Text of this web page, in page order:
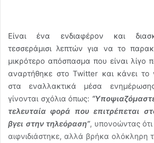
Είναι ένα ενδιαφέρον και
τεσσεράμισι λεπτών για να το
μικρότερο απόσπασμα που είναι λίγο
αναρτήθηκε στο Twitter και κάνει το
στα εναλλακτικά μέσα
γίνονται σχόλια όπως:
τελευταία φορά που επιτρέπεται
βγει στην τηλεόραση”, υπονοώντας
αιφνιδιάστηκε, αλλά βρήκα ολόκληρη